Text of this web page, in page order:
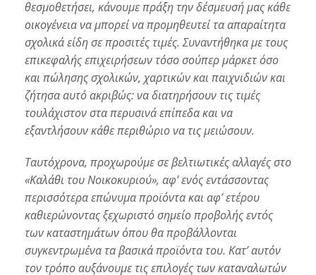
θεσμοθετήσει, κάνουμε πράξη την δέσμευσή μας κάθε
οικογένεια να μπορεί να προμηθευτεί τα απαραίτητα
σχολικά είδη σε προσιτές τιμές. Συναντήθηκα με τους
επικεφαλής επιχειρήσεων τόσο σούπερ μάρκετ όσο
και πώλησης σχολικών, χαρτικών και παιχνιδιών και
ζήτησα αυτό ακριβώς: να διατηρήσουν τις τιμές
τουλάχιστον στα περυσινά επίπεδα και να
εξαντλήσουν κάθε περιθώριο να τις μειώσουν.
Ταυτόχρονα, προχωρούμε σε βελτιωτικές αλλαγές στο
«Καλάθι του Νοικοκυριού», αφ’ ενός εντάσσοντας
περισσότερα επώνυμα προϊόντα και αφ’ ετέρου
καθιερώνοντας ξεχωριστό σημείο προβολής εντός
των καταστημάτων όπου θα προβάλλονται
συγκεντρωμένα τα βασικά προϊόντα του. Κατ’ αυτόν
τον τρόπο αυξάνουμε τις επιλογές των καταναλωτών